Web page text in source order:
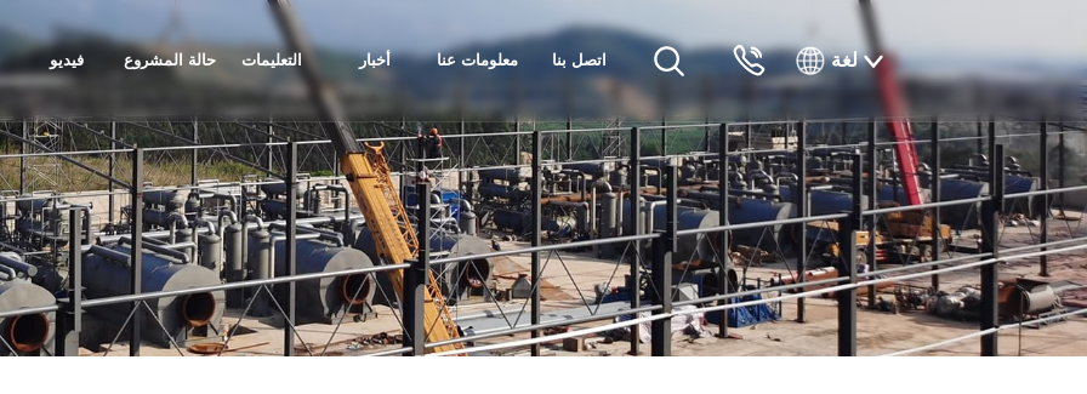
فيديو حالة المشروع التعليمات أخبار معلومات عنا اتصل بنا لغة
English
Русский
Français
Español